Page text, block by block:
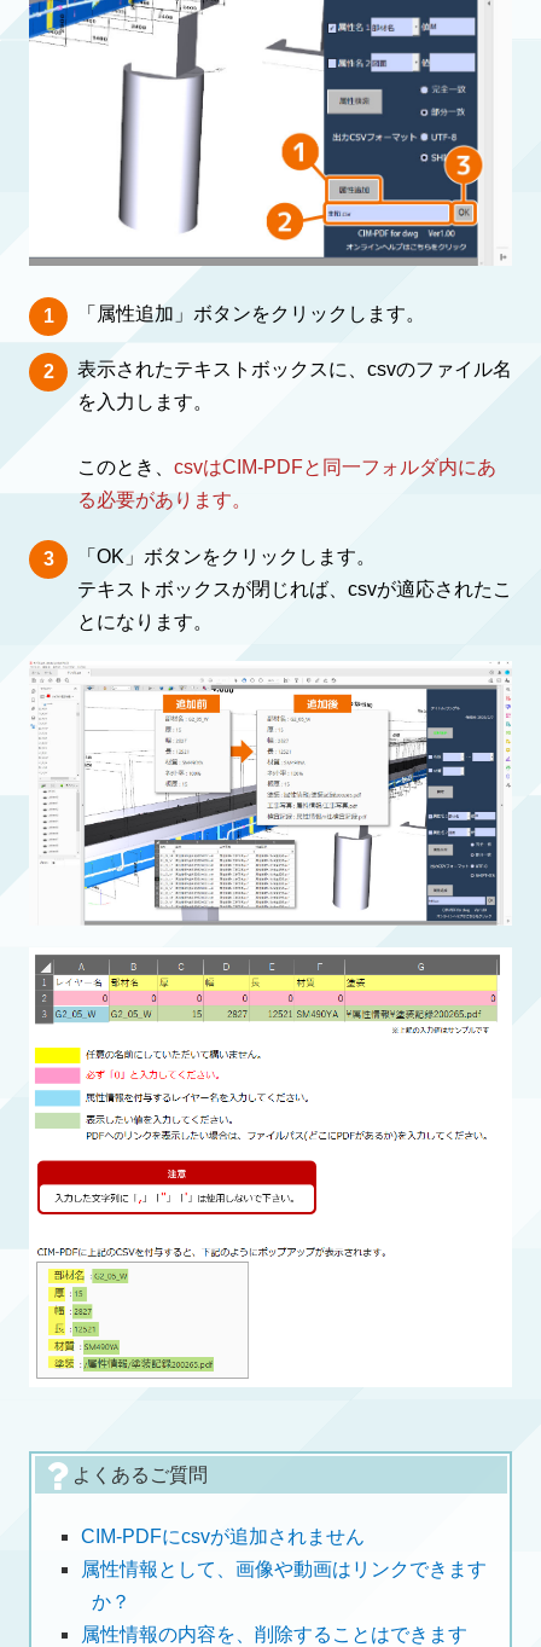
「属性追加」ボタンをクリックします。
表示されたテキストボックスに、csvのファイル名
を入力します。
このとき、 csvはCIM-PDFと同一フォルダ内にあ
る必要があります。
「OK」ボタンをクリックします。
テキストボックスが閉じれば、csvが適応されたこ
とになります。
よくあるご質問
CIM-PDFにcsvが追加されません
属性情報として、画像や動画はリンクできます
か？
属性情報の内容を、削除することはできます